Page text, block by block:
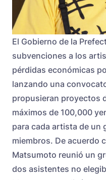
El Gobierno de la
subvenciones a los
pérdidas económicas
lanzando una
propusieran proyectos
máximos de 100,000
para cada artista de un
miembros. De acuerdo
Matsumoto reunió un
dos asistentes no